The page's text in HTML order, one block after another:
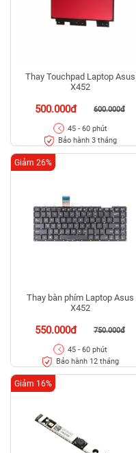
Thay Touchpad Laptop Asus
X452
500.000đ 600.000đ
45 - 60 phút
Bảo hành 3 tháng
Thay bàn phím Laptop Asus
X452
550.000đ 750.000đ
Giảm 26%
45 - 60 phút
Bảo hành 12 tháng
Giảm 16%